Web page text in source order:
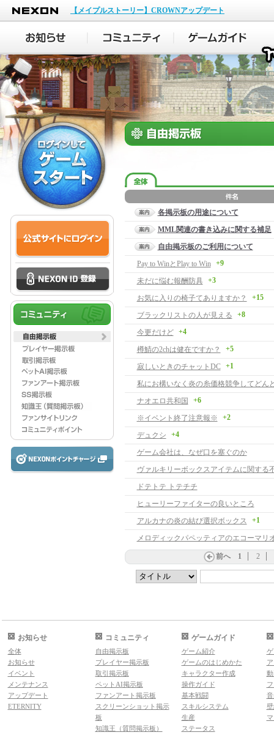
NEXON
【メイプルストーリー】CROWNアップデート
各掲示板の用途について
MML関連の書き込みに関する補足
自由掲示板のご利用について
Pay to WinとPlay to Win
+9
未だに悩む報酬防具 +3
お気に入りの椅子てありますか？ +15
ブラックリストの人が見える +8
今更だけど +4
樽鯖の2chは健在ですか？ +5
寂しいときのチャットDC +1
ナオエロ共和国 +6
※イベント終了注意報※ +2
デュクシ +4
ゲーム会社は、なぜ口を塞ぐのか
ヴァルキリーボックスアイテムに関する
ドテトテ トテチチ
ヒューリーファイターの良いところ
アルカナの炎の結び選択ボックス
+1
前へ 1 2
お知らせ
全体
お知らせ
イベント
メンテナンス
アップデート
ETERNITY
コミュニティ
自由掲示板
プレイヤー掲示板
取引掲示板
ペットAI掲示板
ファンアート掲示板
スクリーンショット掲示
板
知識王（質問掲示板）
ゲームガイド
ゲーム紹介
ゲームのはじめかた
キャラクター作成
操作ガイド
基本戦闘
スキルシステム
生産
ステータス